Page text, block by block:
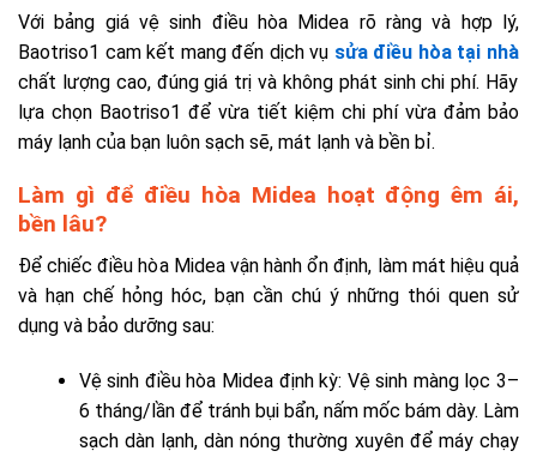
Với bảng giá vệ sinh điều hòa Midea rõ ràng và hợp lý,
Baotriso1 cam kết mang đến dịch vụ sửa điều hòa tại nhà
chất lượng cao, đúng giá trị và không phát sinh chi phí. Hãy
lựa chọn Baotriso1 để vừa tiết kiệm chi phí vừa đảm bảo
máy lạnh của bạn luôn sạch sẽ, mát lạnh và bền bỉ.
Làm gì để điều hòa Midea hoạt động êm ái,
bền lâu?
Để chiếc điều hòa Midea vận hành ổn định, làm mát hiệu quả
và hạn chế hỏng hóc, bạn cần chú ý những thói quen sử
dụng và bảo dưỡng sau:
Vệ sinh điều hòa Midea định kỳ: Vệ sinh màng lọc 3–
6 tháng/lần để tránh bụi bẩn, nấm mốc bám dày. Làm
sạch dàn lạnh, dàn nóng thường xuyên để máy chạy